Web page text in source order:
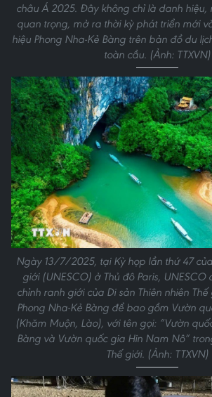
châu Á 2025. Đây không chỉ là danh
quan trọng, mở ra thời kỳ phát triển mới
hiệu Phong Nha-Kẻ Bàng trên bản đồ du
toàn cầu. (Ảnh: TTXVN)
Ngày 13/7/2025, tại Kỳ họp lần thứ 47
giới (UNESCO) ở Thủ đô Paris,
chỉnh ranh giới của Di sản Thiên nhiên
Phong Nha-Kẻ Bàng để bao gồm Vườn
(Khăm Muộn, Lào), với tên gọi: “Vườn
Bàng và Vườn quốc gia Hin Nam Nô”
Thế giới. (Ảnh: TTXVN)